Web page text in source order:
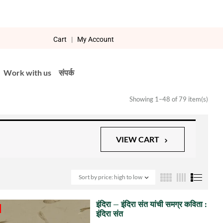
Cart | My Account
Work with us संपर्क
Showing 1–48 of 79 item(s)
VIEW CART
Sort by price: high to low
इंदिरा – इंदिरा संत यांची समग्र कविता :
इंदिरा संत